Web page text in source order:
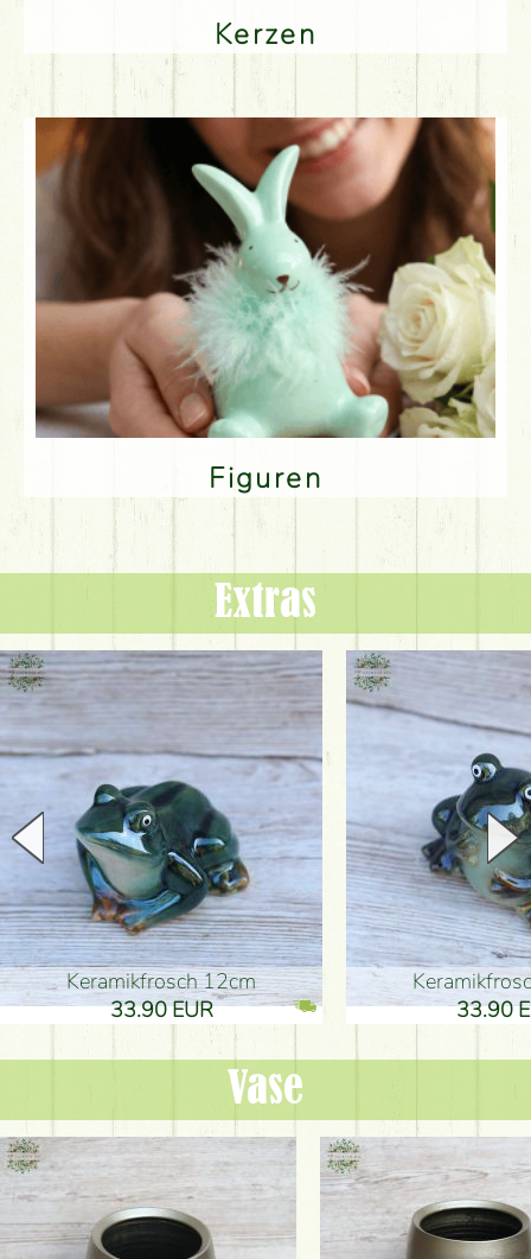
Kerzen
Figuren
Extras
Keramikfrosch 12cm
33.90 EUR
33.90
Vase